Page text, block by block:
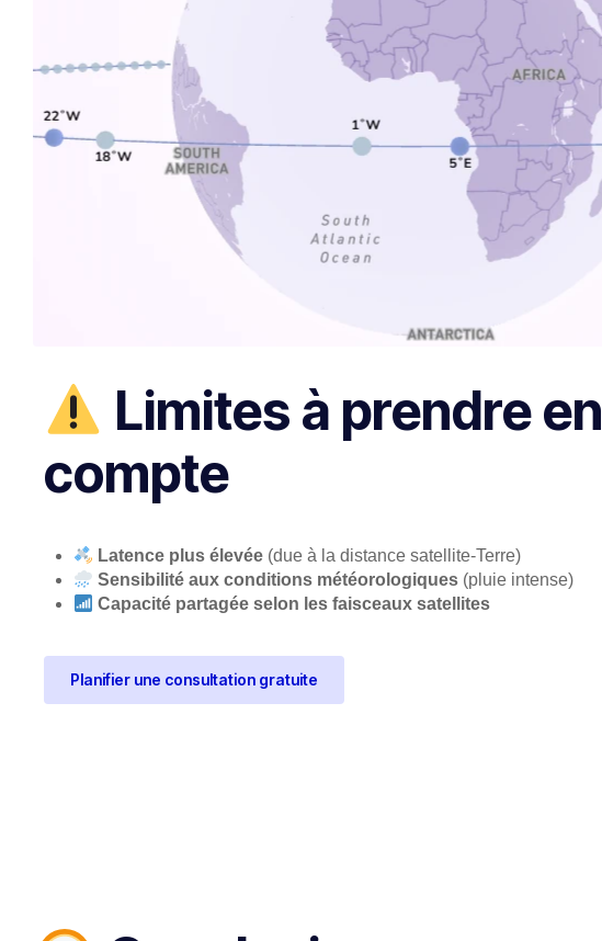
Limites à prendre en
compte
Latence plus élevée (due à la distance satellite-Terre)
Sensibilité aux conditions météorologiques (pluie intense)
Capacité partagée selon les faisceaux satellites
Planifier une consultation gratuite